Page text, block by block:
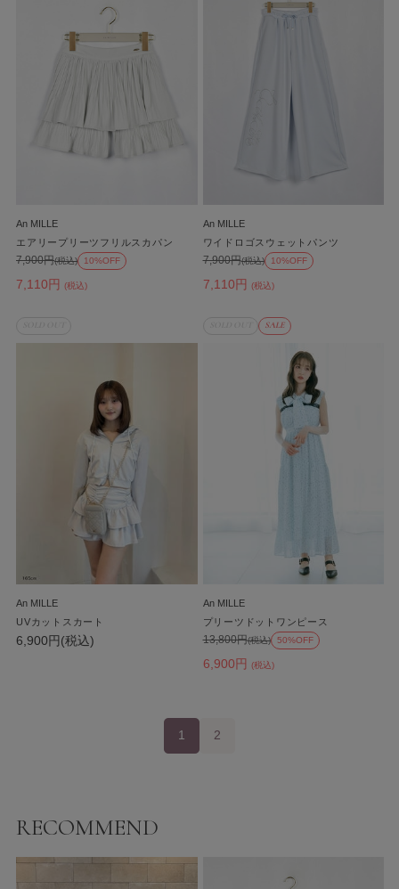
An MILLE
エアリープリーツフリルスカパン
7,110円 (税込)
7,900円(税込) 10%OFF
An MILLE
ワイドロゴスウェットパンツ
7,110円 (税込)
7,900円(税込) 10%OFF
An MILLE
UVカットスカート
6,900円(税込)
SALE
An MILLE
プリーツドットワンピース
6,900円 (税込)
13,800円(税込) 50%OFF
1 2
RECOMMEND